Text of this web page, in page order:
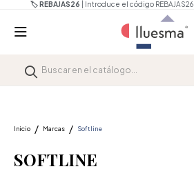
🏷️ REBAJAS26 | Introduce el código REBAJAS26.
Inicio Marcas Softline
SOFTLINE